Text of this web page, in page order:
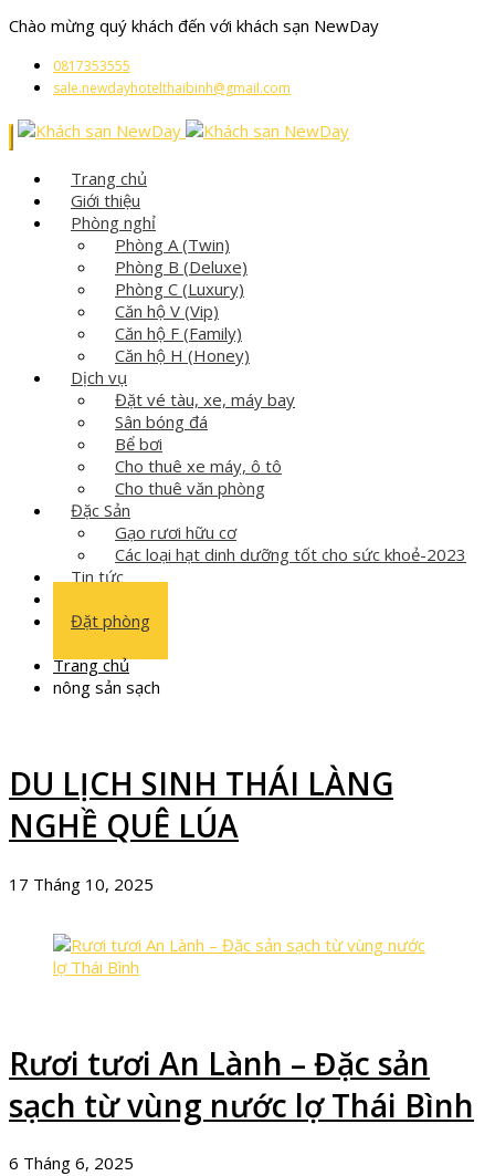
Chào mừng quý khách đến với khách sạn NewDay
0817353555
sale.newdayhotelthaibinh@gmail.com
Trang chủ
Giới thiệu
Phòng nghỉ
Phòng A (Twin)
Phòng B (Deluxe)
Phòng C (Luxury)
Căn hộ V (Vip)
Căn hộ F (Family)
Căn hộ H (Honey)
Dịch vụ
Đặt vé tàu, xe, máy bay
Sân bóng đá
Bể bơi
Cho thuê xe máy, ô tô
Cho thuê văn phòng
Đặc Sản
Gạo rươi hữu cơ
Các loại hạt dinh dưỡng tốt cho sức khoẻ-2023
Tin tức
Đặt phòng
Trang chủ
nông sản sạch
DU LỊCH SINH THÁI LÀNG
NGHỀ QUÊ LÚA
17 Tháng 10, 2025
Rươi tươi An Lành – Đặc sản
sạch từ vùng nước lợ Thái Bình
6 Tháng 6, 2025